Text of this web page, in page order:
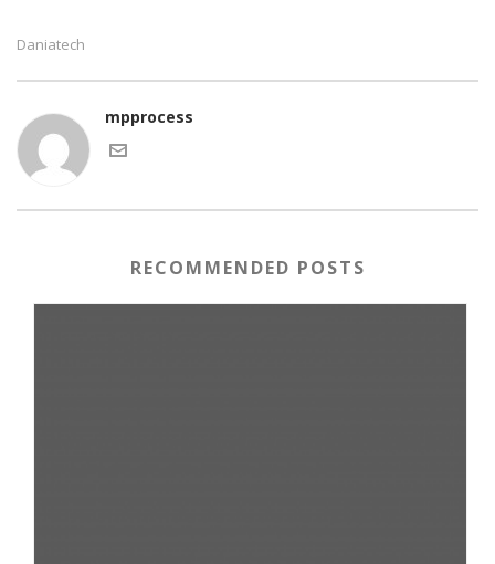
Daniatech
mpprocess
RECOMMENDED POSTS